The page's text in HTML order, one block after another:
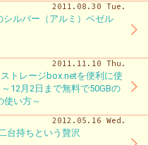
2011.08.30 Tue.
シルバー（アルミ）ベゼル
2011.11.10 Thu.
トレージbox.netを便利に使
12月2日まで無料で50GBの
使い方～
2012.05.16 Wed.
台持ちという贅沢